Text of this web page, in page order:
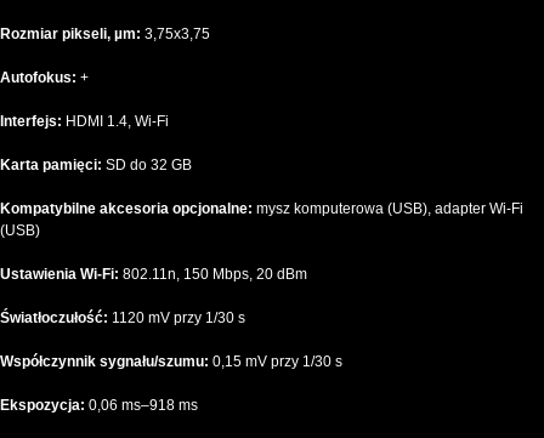
Rozmiar pikseli, µm: 3,75x3,75
Autofokus: +
Interfejs: HDMI 1.4, Wi-Fi
Karta pamięci: SD do 32 GB
Kompatybilne akcesoria opcjonalne: mysz komputerowa (USB), adapter Wi-Fi
(USB)
Ustawienia Wi-Fi: 802.11n, 150 Mbps, 20 dBm
Światłoczułość: 1120 mV przy 1/30 s
Współczynnik sygnału/szumu: 0,15 mV przy 1/30 s
Ekspozycja: 0,06 ms–918 ms